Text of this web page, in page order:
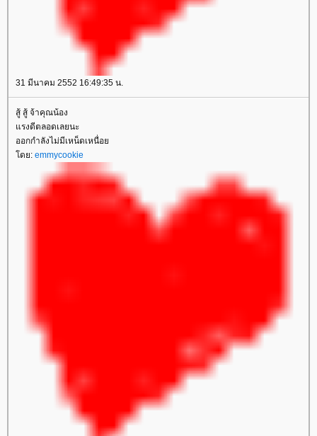
31 มีนาคม 2552 16:49:35 น.
สู้ สู้ จ้าคุณน้อง
รงดีตลอดเลยนะ
ออกกำลังไม่มีเหน็ดเหนื่อ
ดย: emmycookie